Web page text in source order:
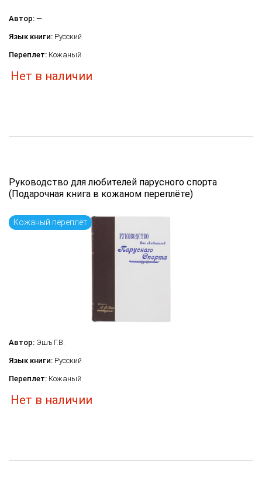
Автор: —
Язык книги: Русский
Переплет: Кожаный
Нет в наличии
Руководство для любителей парусного спорта
(Подарочная книга в кожаном переплёте)
Кожаный переплёт
Автор: Эшъ Г.В.
Язык книги: Русский
Переплет: Кожаный
Нет в наличии